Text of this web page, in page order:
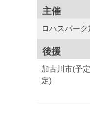
主催
ロハスパー
後援
加古川市(予
定)